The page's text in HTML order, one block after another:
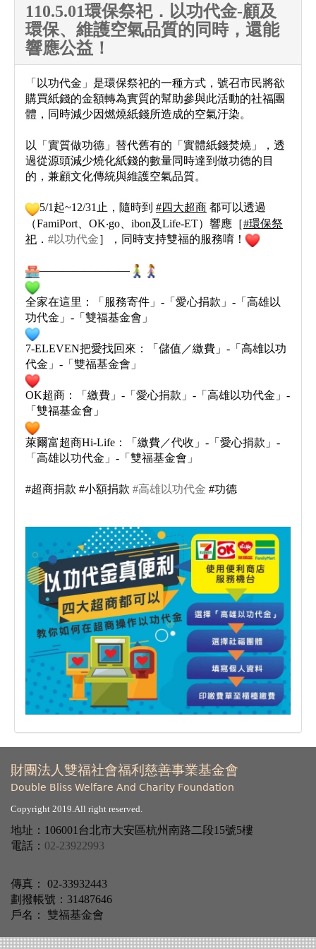
110.5.01環保祭祀．以功代金-顧及
環保、維護空氣品質的同時，還能
響應公益！
「以功代金」是環保祭祀的一種方式，號召市民將欲
購買紙錢的金額轉為實質的幫助參與此活動的社福團
體，同時減少因燃燒紙錢所造成的空氣汙染。​
以「實質做功德」替代舊有的「實體紙錢焚燒」，透
過從源頭減少燒化紙錢的數量同時達到做功德的目
的，兼顧文化傳統與維護空氣品質。​
5/1起~12/31止，隨時到 #四大超商 都可以透過
（FamiPort、OK‧go、ibon及Life-ET）響應［#環保祭
祀 ． #以功代金］，同時支持雙福的服務唷！
————————
全家在這里：「服務寄件」-「愛心捐款」-「高雄以
功代金」-「雙福基金會」​
7-ELEVEN把愛找回來：「儲值／繳費」-「高雄以功
代金」-「雙福基金會」​
OK超商：「繳費」-「愛心捐款」-「高雄以功代金」-
「雙福基金會」​
萊爾富超商Hi-Life：「繳費／代收」-「愛心捐款」-
「高雄以功代金」-「雙福基金會」​
#超商捐款 #小額捐款 #高雄以功代金 #功德
財團法人雙福社會福利慈善事業基金會
Double Bliss Welfare And Charity Foundation
Copyright 2019.All right reserved.
地址：106001台北市大安區杭州南路二段15號5樓
電話： 02-23922993
傳真： 02-33932443
劃撥帳號：31487646
戶名： 雙福基金會